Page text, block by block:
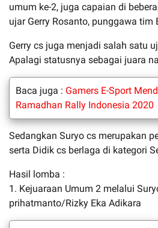
umum ke-2, juga capaian di
ujar Gerry Rosanto, punggawa tim
Gerry cs juga menjadi salah satu
Apalagi statusnya sebagai juara
Baca juga : Gamers E-Sport
Ramadhan Rally Indonesia 2020
Sedangkan Suryo cs merupakan
serta Didik cs berlaga di kategori
Hasil lomba :
1. Kejuaraan Umum 2 melalui
prihatmanto/Rizky Eka Adikara